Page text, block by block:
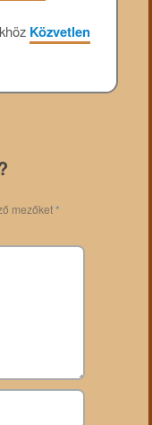
Közvetlen
mezőket*